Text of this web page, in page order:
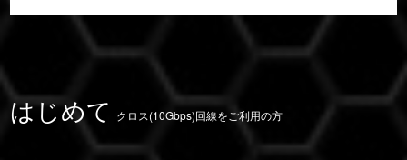
はじめて クロス(10Gbps)回線をご利用の方